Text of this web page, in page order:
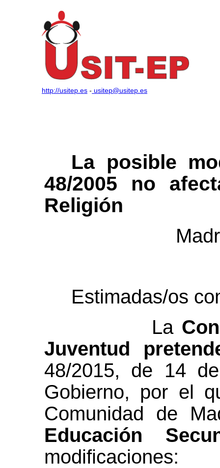
http://usitep.es - usitep@usitep.es
La posible
48/2005 no
Religión
Estimadas/os
La
Juventud
48/2015, de 14
Gobierno, por el
Comunidad de
Educación
modificaciones: